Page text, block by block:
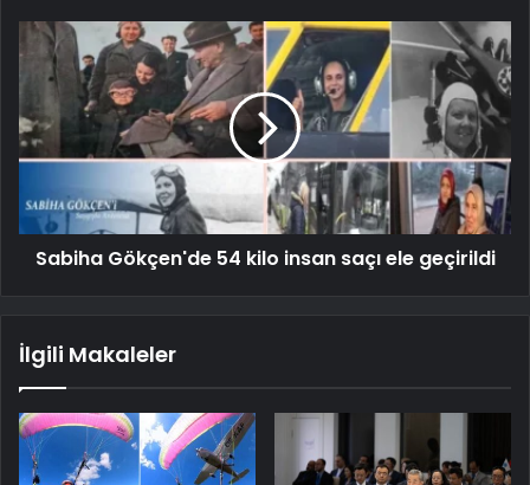
Sabiha Gökçen'de 54 kilo insan saçı ele geçirildi
İlgili Makaleler